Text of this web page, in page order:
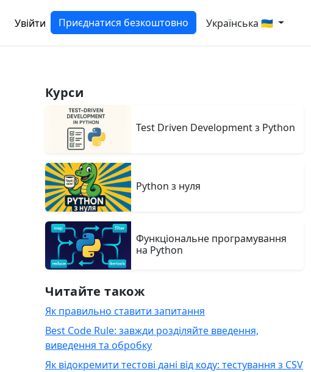
Увійти Приєднатися безкоштовно Українська 🇺🇦
Курси
Test Driven Development з Python
Python з нуля
Функціональне програмування
на Python
Читайте також
Як правильно ставити запитання
Best Code Rule: завжди розділяйте введення,
виведення та обробку
Як відокремити тестові дані від коду: тестування з CSV